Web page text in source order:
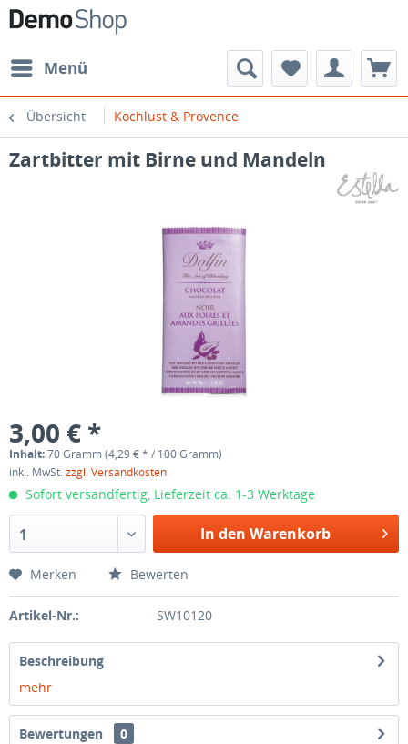
Menü
Übersicht Kochlust & Provence
Zartbitter mit Birne und Mandeln
3,00 € *
Inhalt:70 Gramm (4,29 € * / 100 Gramm)
inkl. MwSt.zzgl. Versandkosten
Sofort versandfertig, Lieferzeit ca. 1-3 Werktage
1 In den Warenkorb
Merken Bewerten
Artikel-Nr.: SW10120
Beschreibung
mehr
Bewertungen
0